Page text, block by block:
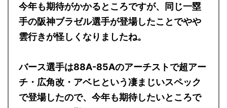
今年も期待がかかるところですが、同じ一塁
手の阪神ブラゼル選手が登場したことでやや
雲行きが怪しくなりましたね。
バース選手は88A-85Aのアーチストで超アー
チ・広角改・アベヒという凄まじいスペック
で登場したので、今年も期待したいところで